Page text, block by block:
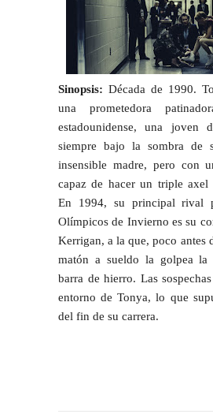
Sinopsis: Década de 1990.
una prometedora
estadounidense, una joven
siempre bajo la sombra de
insensible madre, pero con
capaz de hacer un triple axel
En 1994, su principal rival
Olímpicos de Invierno es su
Kerrigan, a la que, poco antes
matón a sueldo la golpea
barra de hierro. Las
entorno de Tonya, lo que
del fin de su carrera.